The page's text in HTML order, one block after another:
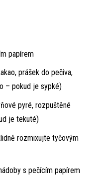
papírem
prášek do pečiva,
– pokud je sypké)
pyré, rozpuštěné
je tekuté)
rozmixujte tyčovým
s pečícím papírem